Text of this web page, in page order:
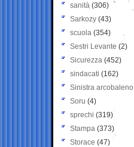
sanità (306)
Sarkozy (43)
scuola (354)
Sestri Levante (2)
Sicurezza (452)
sindacati (162)
Sinistra arcobaleno
Soru (4)
sprechi (319)
Stampa (373)
Storace (47)